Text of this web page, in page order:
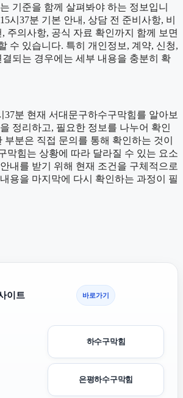
기준을 함께 살펴봐야 하는 정보입니
시37분 기본 안내, 상담 전 준비사항, 비
주의사항, 공식 자료 확인까지 함께 보면
수 있습니다. 특히 개인정보, 계약, 신청,
되는 경우에는 세부 내용을 충분히 확
37분 현재 서대문구하수구막힘를 알아보
정리하고, 필요한 정보를 나누어 확인
부분은 직접 문의를 통해 확인하는 것이
막힘는 상황에 따라 달라질 수 있는 요소
내를 받기 위해 현재 조건을 구체적으로
용을 마지막에 다시 확인하는 과정이 필
이트 바로가기
하수구막힘
은평하수구막힘